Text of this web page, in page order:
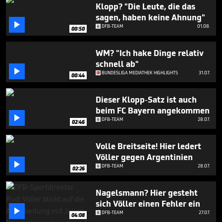
seconds
 00:50
Klopp? "Die Leute, die das
sagen, haben keine Ahnung"
DFB-TEAM 01.08.
 00:44
WM? "Ich hake Dinge relativ
schnell ab"
BUNDESLIGA MEDIATHEK HIGHLIGHTS 31.07.
 02:46
Dieser Klopp-Satz ist auch
beim FC Bayern angekommen
DFB-TEAM 28.07.
 02:26
Volle Breitseite! Hier ledert
Völler gegen Argentinien
DFB-TEAM 28.07.
 04:08
Nagelsmann? Hier gesteht
sich Völler einen Fehler ein
DFB-TEAM 27.07.